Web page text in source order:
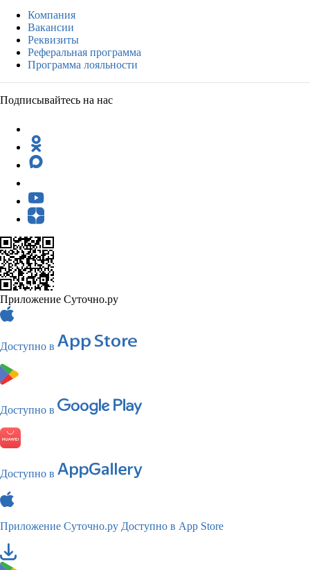
Компания
Вакансии
Реквизиты
Реферальная программа
Программа лояльности
Подписывайтесь на нас
Приложение Суточно.ру
Доступно в
Доступно в
Доступно в
Приложение Суточно.ру Доступно в App Store